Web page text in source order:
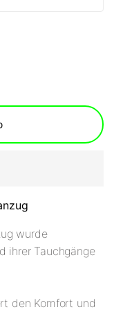
wurde
ihrer Tauchgänge
den Komfort und